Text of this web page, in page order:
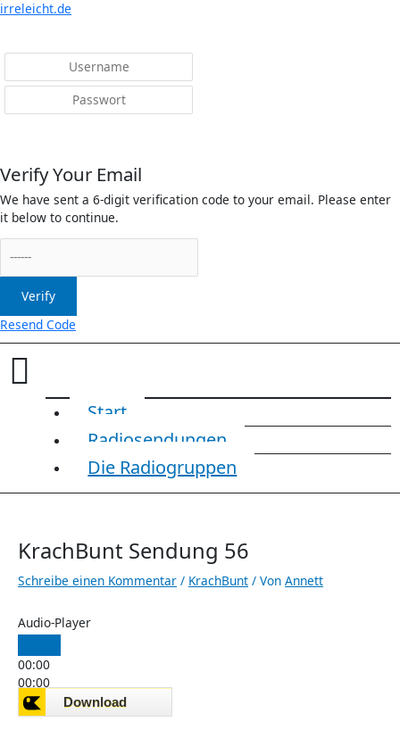
irreleicht.de
Verify Your Email
We have sent a 6-digit verification code to your email. Please enter
it below to continue.
Verify
Resend Code
Menü
Start
Radiosendungen
Die Radiogruppen
KrachBunt Sendung 56
Schreibe einen Kommentar / KrachBunt / Von Annett
Audio-Player
00:00
00:00
00:00